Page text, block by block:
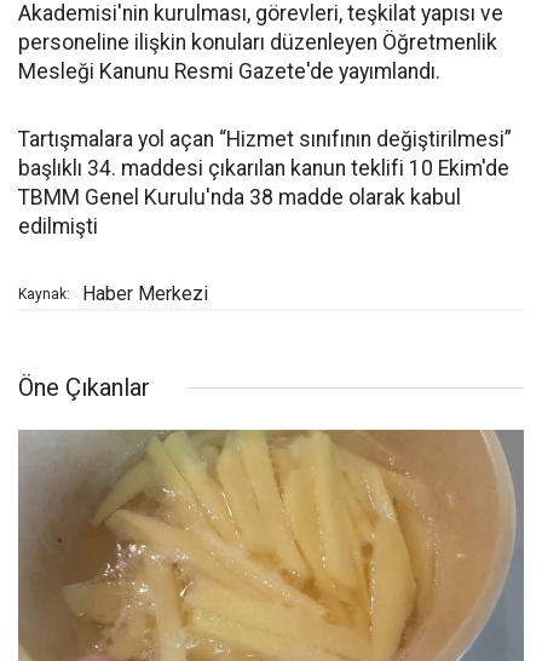
Akademisi'nin kurulması, görevleri, teşkilat yapısı ve
personeline ilişkin konuları düzenleyen Öğretmenlik
Mesleği Kanunu Resmi Gazete'de yayımlandı.
Tartışmalara yol açan “Hizmet sınıfının değiştirilmesi”
başlıklı 34. maddesi çıkarılan kanun teklifi 10 Ekim'de
TBMM Genel Kurulu'nda 38 madde olarak kabul
edilmişti
Kaynak: Haber Merkezi
Öne Çıkanlar